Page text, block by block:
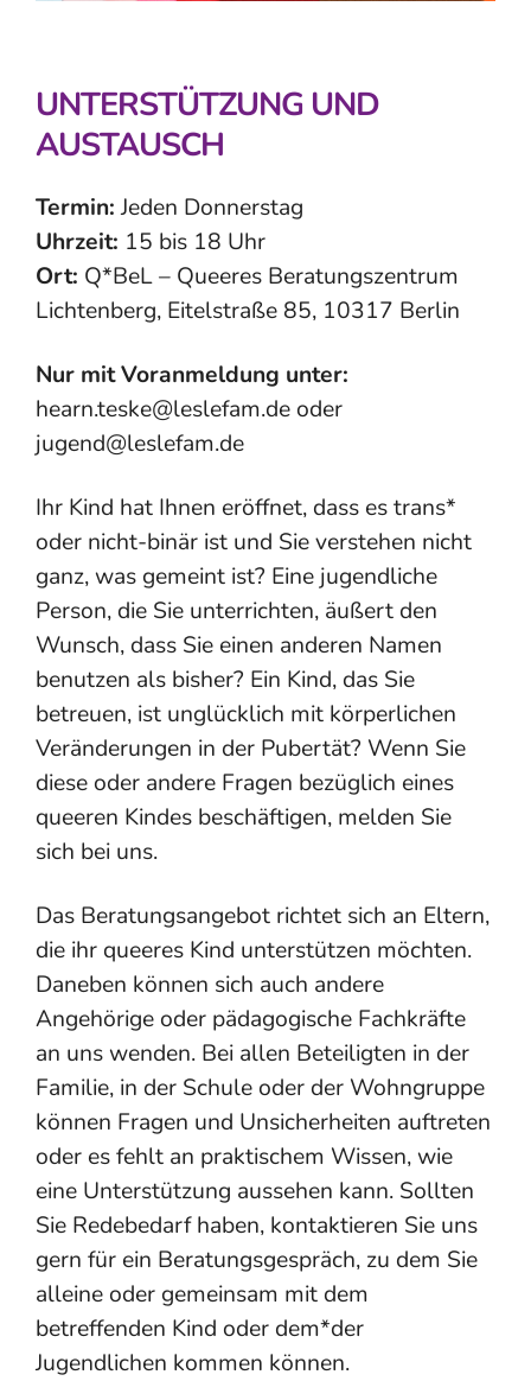
UNTERSTÜTZUNG UND
AUSTAUSCH
Termin:Jeden Donnerstag
Uhrzeit: 15 bis 18 Uhr
Ort: Q*BeL – Queeres Beratungszentrum
Lichtenberg, Eitelstraße 85, 10317 Berlin
Nur mit Voranmeldung unter:
hearn.teske@leslefam.de oder
jugend@leslefam.de
Ihr Kind hat Ihnen eröffnet, dass es trans*
oder nicht-binär ist und Sie verstehen nicht
ganz, was gemeint ist? Eine jugendliche
Person, die Sie unterrichten, äußert den
Wunsch, dass Sie einen anderen Namen
benutzen als bisher? Ein Kind, das Sie
betreuen, ist unglücklich mit körperlichen
Veränderungen in der Pubertät? Wenn Sie
diese oder andere Fragen bezüglich eines
queeren Kindes beschäftigen, melden Sie
sich bei uns.
Das Beratungsangebot richtet sich an Eltern,
die ihr queeres Kind unterstützen möchten.
Daneben können sich auch andere
Angehörige oder pädagogische Fachkräfte
an uns wenden. Bei allen Beteiligten in der
Familie, in der Schule oder der Wohngruppe
können Fragen und Unsicherheiten auftreten
oder es fehlt an praktischem Wissen, wie
eine Unterstützung aussehen kann. Sollten
Sie Redebedarf haben, kontaktieren Sie uns
gern für ein Beratungsgespräch, zu dem Sie
alleine oder gemeinsam mit dem
betreffenden Kind oder dem*der
Jugendlichen kommen können.